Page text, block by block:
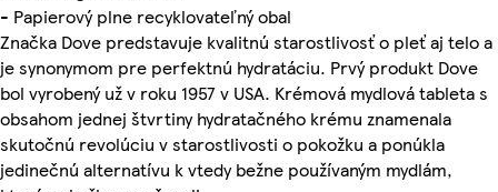
- Papierový plne recyklovateľný obal
Značka Dove predstavuje kvalitnú starostlivosť o pleť aj telo a
je synonymom pre perfektnú hydratáciu. Prvý produkt Dove
bol vyrobený už v roku 1957 v USA. Krémová mydlová tableta s
obsahom jednej štvrtiny hydratačného krému znamenala
skutočnú revolúciu v starostlivosti o pokožku a ponúkla
jedinečnú alternatívu k vtedy bežne používaným mydlám,